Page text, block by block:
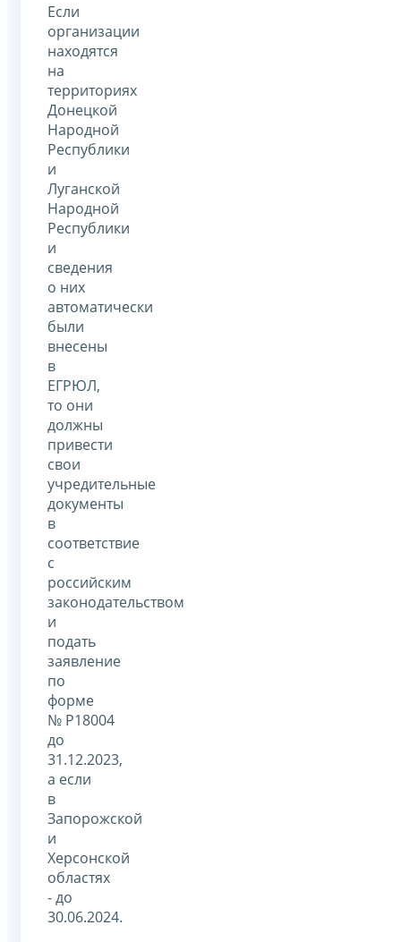
Если
организации
находятся
на
территориях
Донецкой
Народной
Республики
и
Луганской
Народной
Республики
и
сведения
о них
автоматически
были
внесены
в
ЕГРЮЛ,
то они
должны
привести
свои
учредительные
документы
в
соответствие
с
российским
законодательством
и
подать
заявление
по
форме
№ Р18004
до
31.12.2023,
а если
в
Запорожской
и
Херсонской
областях
- до
30.06.2024.